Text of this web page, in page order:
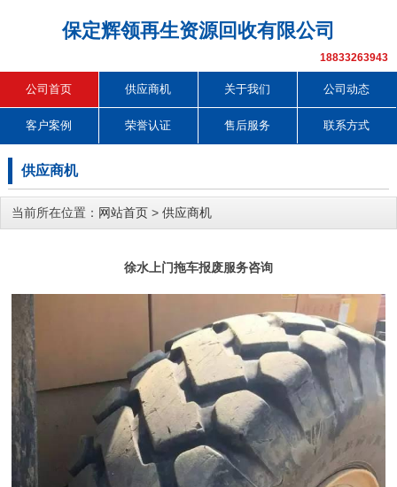
保定辉领再生资源回收有限公司
18833263943
公司首页 供应商机 关于我们 公司动态
客户案例 荣誉认证 售后服务 联系方式
供应商机
当前所在位置： 网站首页 > 供应商机
徐水上门拖车报废服务咨询